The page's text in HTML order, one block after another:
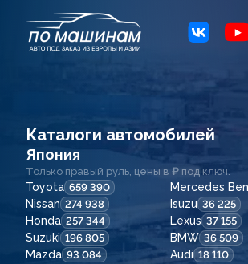
Каталоги автомобилей
Япония
Только правый руль, цены в ₽ под ключ.
Toyota 659 390 Mercedes
Nissan 274 938 Isuzu 36 225
Honda 257 344 Lexus 37 155
Suzuki 196 805 BMW 36 509
Mazda 93 084 Audi 18 110